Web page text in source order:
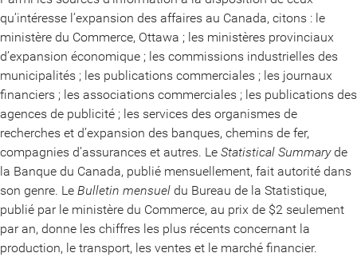
qu’intéresse l’expansion des affaires au Canada, citons : le
ministère du Commerce, Ottawa ; les ministères provinciaux
d’expansion économique ; les commissions industrielles des
municipalités ; les publications commerciales ; les journaux
financiers ; les associations commerciales ; les publications des
agences de publicité ; les services des organismes de
recherches et d’expansion des banques, chemins de fer,
compagnies d’assurances et autres. Le Statistical Summary de
la Banque du Canada, publié mensuellement, fait autorité dans
son genre. Le Bulletin mensuel du Bureau de la Statistique,
publié par le ministère du Commerce, au prix de $2 seulement
par an, donne les chiffres les plus récents concernant la
production, le transport, les ventes et le marché financier.